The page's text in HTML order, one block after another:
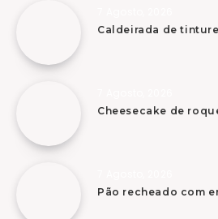
Caldeirada de
Cheesecake de
Pão recheado com